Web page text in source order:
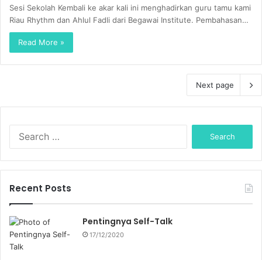
Sesi Sekolah Kembali ke akar kali ini menghadirkan guru tamu kami
Riau Rhythm dan Ahlul Fadli dari Begawai Institute. Pembahasan…
Read More »
Next page
r
f
Recent Posts
Pentingnya Self-Talk
17/12/2020